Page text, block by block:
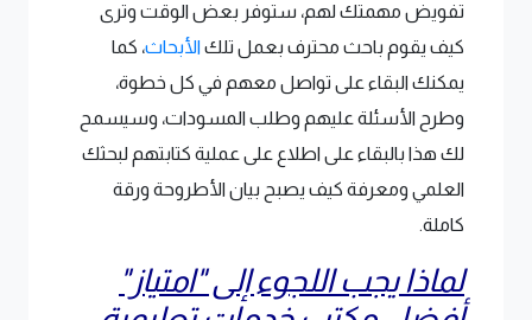
تفويض مهمتك لهم، ستوفر بعض الوقت وترى
كيف يقوم باحث محترف بعمل تلكالأبحاث، كما
يمكنك البقاء على تواصل معهم في كل خطوة،
وطرح الأسئلة عليهم وطلب المسودات، وسيسمح
لك هذا بالبقاء على اطلاع على عملية كتابتهم لبحثك
العلمي ومعرفة كيف يصبح بيان الأطروحة ورقة
كاملة.
لماذا يجب اللجوء إلى "امتياز"